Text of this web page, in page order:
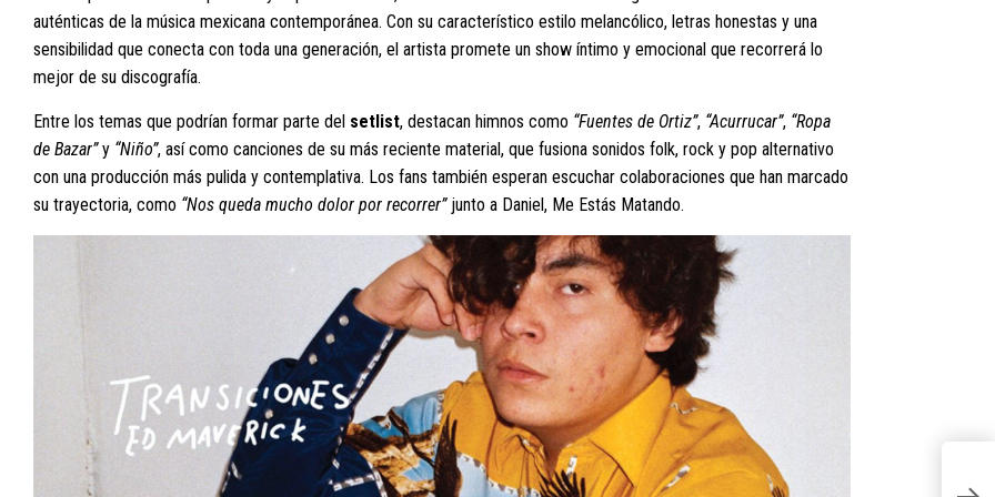
auténticas de la música mexicana contemporánea. Con su característico estilo melancólico, letras honestas y una
sensibilidad que conecta con toda una generación, el artista promete un show íntimo y emocional que recorrerá lo
mejor de su discografía.
Entre los temas que podrían formar parte del setlist, destacan himnos como “Fuentes de Ortiz”, “Acurrucar”, “Ropa
de Bazar”y “Niño”, así como canciones de su más reciente material, que fusiona sonidos folk, rock y pop alternativo
con una producción más pulida y contemplativa. Los fans también esperan escuchar colaboraciones que han marcado
su trayectoria, como “Nos queda mucho dolor por recorrer”junto a Daniel, Me Estás Matando.